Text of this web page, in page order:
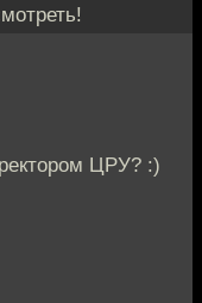
ЦРУ? :)